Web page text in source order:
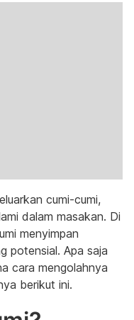
cumi-cumi,
dalam masakan. Di
menyimpan
potensial. Apa saja
cara mengolahnya
berikut ini.